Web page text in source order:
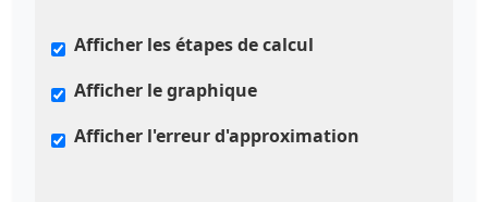
Afficher les étapes de calcul
Afficher le graphique
Afficher l'erreur d'approximation